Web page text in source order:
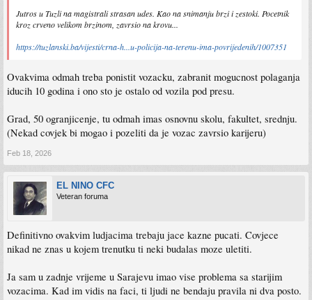
Jutros u Tuzli na magistrali strasan udes. Kao na snimanju brzi i zestoki. Pocetnik
kroz crveno velikom brzinom, zavrsio na krovu...
https://tuzlanski.ba/vijesti/crna-h...u-policija-na-terenu-ima-povrijedenih/1007351
Ovakvima odmah treba ponistit vozacku, zabranit mogucnost polaganja
iducih 10 godina i ono sto je ostalo od vozila pod presu.
Grad, 50 ogranjicenje, tu odmah imas osnovnu skolu, fakultet, srednju.
(Nekad covjek bi mogao i pozeliti da je vozac zavrsio karijeru)
Feb 18, 2026
EL NINO CFC
Veteran foruma
Definitivno ovakvim ludjacima trebaju jace kazne pucati. Covjece
nikad ne znas u kojem trenutku ti neki budalas moze uletiti.
Ja sam u zadnje vrijeme u Sarajevu imao vise problema sa starijim
vozacima. Kad im vidis na faci, ti ljudi ne bendaju pravila ni dva posto.